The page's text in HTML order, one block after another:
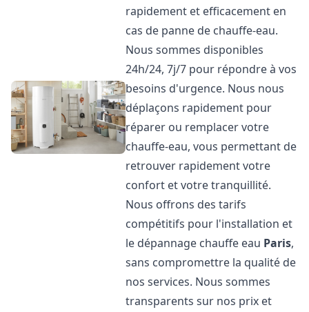
rapidement et efficacement en
cas de panne de chauffe-eau.
Nous sommes disponibles
24h/24, 7j/7 pour répondre à vos
besoins d'urgence. Nous nous
déplaçons rapidement pour
réparer ou remplacer votre
chauffe-eau, vous permettant de
retrouver rapidement votre
confort et votre tranquillité.
Nous offrons des tarifs
compétitifs pour l'installation et
le dépannage chauffe eau Paris,
sans compromettre la qualité de
nos services. Nous sommes
transparents sur nos prix et